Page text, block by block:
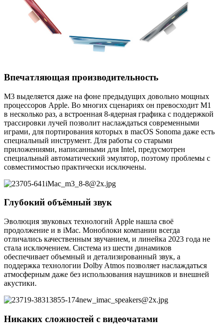
Впечатляющая производительность
M3 выделяется даже на фоне предыдущих довольно мощных
процессоров Apple. Во многих сценариях он превосходит M1
в несколько раз, а встроенная 8-ядерная графика с поддержкой
трассировки лучей позволит наслаждаться современными
играми, для портирования которых в macOS Sonoma даже есть
специальный инструмент. Для работы со старыми
приложениями, написанными для Intel, предусмотрен
специальный автоматический эмулятор, поэтому проблемы с
совместимостью практически исключены.
Глубокий объёмный звук
Эволюция звуковых технологий Apple нашла своё
продолжение и в iMac. Моноблоки компании всегда
отличались качественным звучанием, и линейка 2023 года не
стала исключением. Система из шести динамиков
обеспечивает объемный и детализированный звук, а
поддержка технологии Dolby Atmos позволяет наслаждаться
атмосферным даже без использования наушников и внешней
акустики.
Никаких сложностей с видеочатами